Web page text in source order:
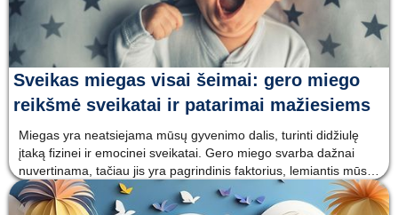
Sveikas miegas visai šeimai: gero miego
reikšmė sveikatai ir patarimai mažiesiems
Miegas yra neatsiejama mūsų gyvenimo dalis, turinti didžiulę
įtaką fizinei ir emocinei sveikatai. Gero miego svarba dažnai
nuvertinama, tačiau jis yra pagrindinis faktorius, lemiantis mūsų
bendrą savijautą, energiją dienos metu ir net dantų sveikatą.
Kartu su gero miego eksperte Sigita Žilinskiene i